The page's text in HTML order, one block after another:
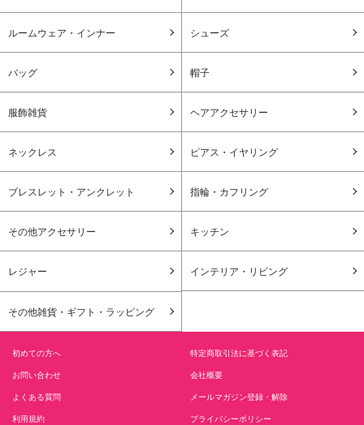
ルームウェア・インナー シューズ
バッグ 帽子
服飾雑貨 ヘアアクセサリー
ネックレス ピアス・イヤリング
ブレスレット・アンクレット 指輪・カフリング
その他アクセサリー キッチン
レジャー インテリア・リビング
その他雑貨・ギフト・ラッピング
初めての方へ 特定商取引法に基づく表記
お問い合わせ 会社概要
よくある質問 メールマガジン登録・解除
利用規約 プライバシーポリシー